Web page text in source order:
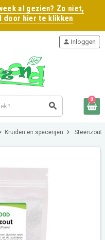
al gezien? Zo niet,
door hier te klikken
search
person Inloggen
0
Kruiden en specerijen chevron_right Steenzout